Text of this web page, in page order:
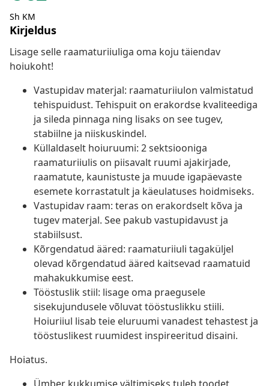
Sh KM
Kirjeldus
Lisage selle raamaturiiuliga oma koju täiendav
hoiukoht!
Vastupidav materjal: raamaturiiulon valmistatud
tehispuidust. Tehispuit on erakordse kvaliteediga
ja sileda pinnaga ning lisaks on see tugev,
stabiilne ja niiskuskindel.
Küllaldaselt hoiuruumi: 2 sektsiooniga
raamaturiiulis on piisavalt ruumi ajakirjade,
raamatute, kaunistuste ja muude igapäevaste
esemete korrastatult ja käeulatuses hoidmiseks.
Vastupidav raam: teras on erakordselt kõva ja
tugev materjal. See pakub vastupidavust ja
stabiilsust.
Kõrgendatud ääred: raamaturiiuli tagaküljel
olevad kõrgendatud ääred kaitsevad raamatuid
mahakukkumise eest.
Tööstuslik stiil: lisage oma praegusele
sisekujundusele võluvat tööstuslikku stiili.
Hoiuriiul lisab teie eluruumi vanadest tehastest ja
tööstuslikest ruumidest inspireeritud disaini.
Hoiatus.